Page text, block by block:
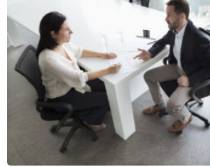
sur
Leadership
tourné
vers
l’avenir
confiance,